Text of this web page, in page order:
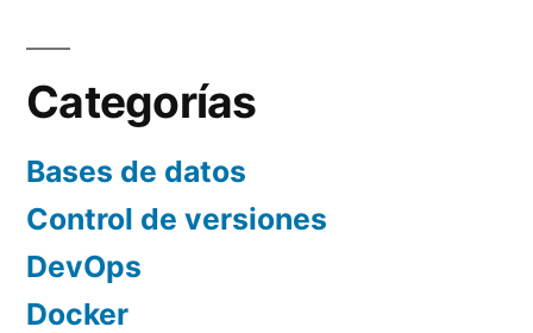
de
entradas
Categorías
Bases de datos
Control de versiones
DevOps
Docker